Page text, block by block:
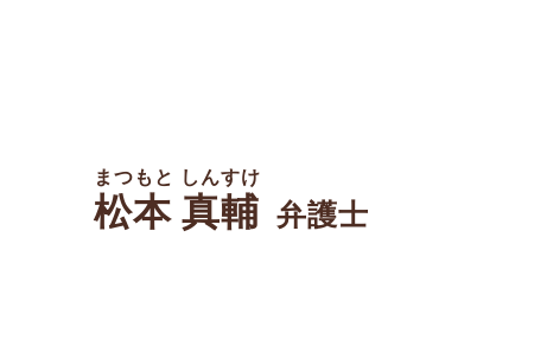
松本 真輔
まつもと しんすけ
弁護士